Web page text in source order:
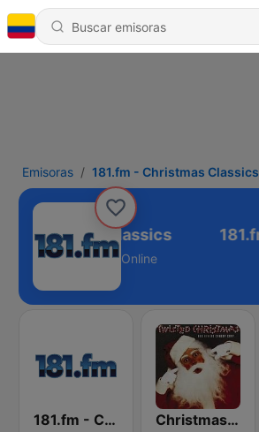
Emisoras 181.fm - Christmas Classics
- Christmas Classics
Online
181.fm - Christmas Oldies Christmas 365 - Santa's Radio